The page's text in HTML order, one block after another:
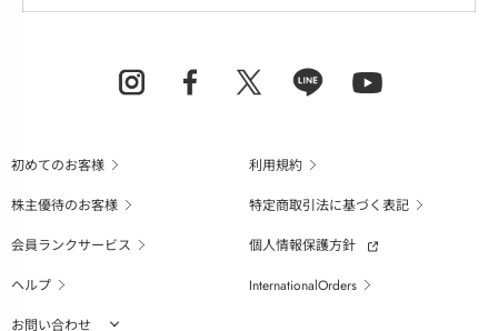
初めてのお客様
利用規約
株主優待のお客様
特定商取引法に基づく表記
会員ランクサービス
個人情報保護方針
ヘルプ
InternationalOrders
お問い合わせ